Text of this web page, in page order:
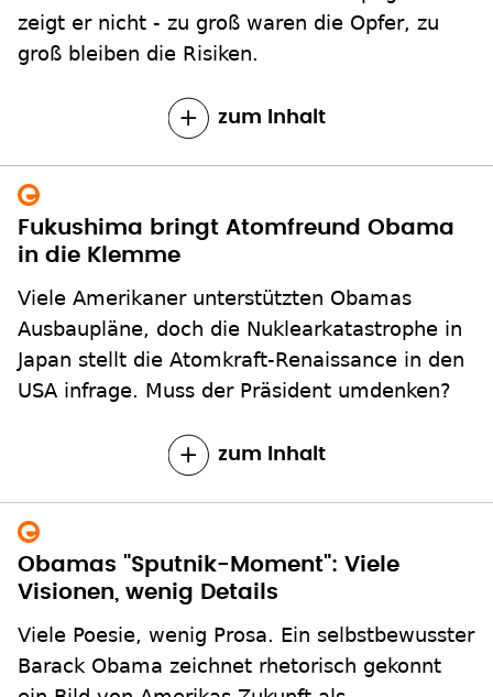
zeigt er nicht - zu groß waren die Opfer, zu
groß bleiben die Risiken.
zum Inhalt
Fukushima bringt Atomfreund Obama
in die Klemme
Viele Amerikaner unterstützten Obamas
Ausbaupläne, doch die Nuklearkatastrophe in
Japan stellt die Atomkraft-Renaissance in den
USA infrage. Muss der Präsident umdenken?
zum Inhalt
Obamas "Sputnik-Moment": Viele
Visionen, wenig Details
Viele Poesie, wenig Prosa. Ein selbstbewusster
Barack Obama zeichnet rhetorisch gekonnt